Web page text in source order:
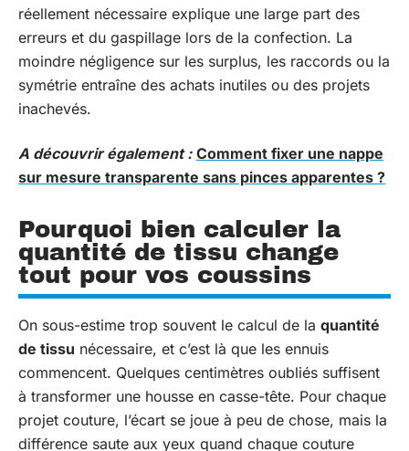
réellement nécessaire explique une large part des
erreurs et du gaspillage lors de la confection. La
moindre négligence sur les surplus, les raccords ou la
symétrie entraîne des achats inutiles ou des projets
inachevés.
A découvrir également : Comment fixer une nappe
sur mesure transparente sans pinces apparentes ?
Pourquoi bien calculer la
quantité de tissu change
tout pour vos coussins
On sous-estime trop souvent le calcul de la quantité
de tissu nécessaire, et c’est là que les ennuis
commencent. Quelques centimètres oubliés suffisent
à transformer une housse en casse-tête. Pour chaque
projet couture, l’écart se joue à peu de chose, mais la
différence saute aux yeux quand chaque couture